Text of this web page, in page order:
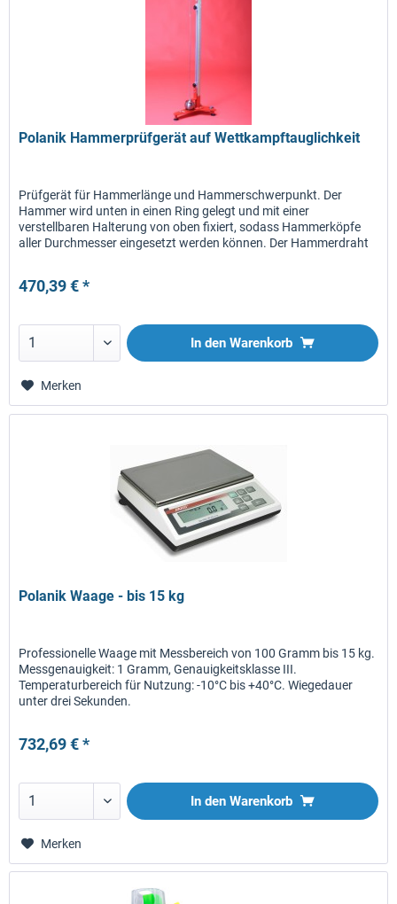
Polanik Hammerprüfgerät auf Wettkampftauglichkeit
Prüfgerät für Hammerlänge und Hammerschwerpunkt. Der
Hammer wird unten in einen Ring gelegt und mit einer
verstellbaren Halterung von oben fixiert, sodass Hammerköpfe
aller Durchmesser eingesetzt werden können. Der Hammerdraht
470,39 € *
In den Warenkorb
Merken
Polanik Waage - bis 15 kg
Professionelle Waage mit Messbereich von 100 Gramm bis 15 kg.
Messgenauigkeit: 1 Gramm, Genauigkeitsklasse III.
Temperaturbereich für Nutzung: -10°C bis +40°C. Wiegedauer
unter drei Sekunden.
732,69 € *
In den Warenkorb
Merken